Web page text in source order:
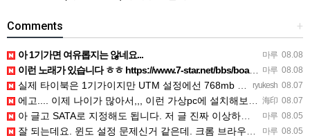
+
Comments
마루 08.08
아 1기가면 여유롭지는 않네요...
마루 08.08
이런 노래가 있습니다 ㅎㅎ https://www.7-star.net/bbs/board.php?bo_table…
ryukesh 08.07
실제 타이북은 1기가이지만 UTM 설정에선 768mb 입니다. 1기가나 그 보다 넘게 설정하면 UTM 에뮬레…
海印 08.07
에고.... 이제 나이가 많아서,,, 이런 가상pc에 설치해보는 것도 귀찮군요.. ㅎㅎ 날씨도 덥고.....…
마루 08.05
아 글고 SATA로 지정해도 됩니다. 저 글 진짜 이상하네요. 옛날꺼 퍼와서 그런거 같은데요.
마루 08.05
잘 되는데요. 윈도 설정 문제신거 같은데. 크롬 브라우저나 파폭으로 해 보세요